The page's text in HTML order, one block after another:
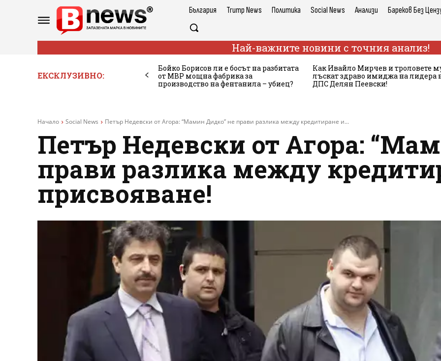
България Trump News Политика Social News Анализи Бареков Без
Най-важните новини с точния анализ!
ЕКСКЛУЗИВНО:
Бойко Борисов ли е босът на разбитата
от МВР мощна фабрика за
производство на фентанила – убиец?
Как Ивайло Мирчев и троловете
лъскат здраво имиджа на лидера
ДПС Делян Пеевски!
Начало Social News Петър Недевски от Агора: “Мамин Дидко” не прави разлика между кредитиране и...
Петър Недевски от Агора:
прави разлика между
присвояване!